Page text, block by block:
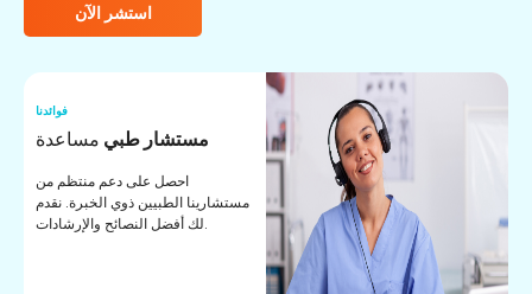
استشر الآن
فوائدنا
مستشار طبي مساعدة
احصل على دعم منتظم من
مستشارينا الطبيين ذوي الخبرة. نقدم
لك أفضل النصائح والإرشادات.